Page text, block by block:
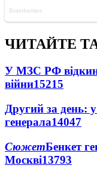
ЧИТАЙТЕ
У МЗС РФ
війни15215
Другий за день:
генерала14047
СюжетБенкет
Москві13793